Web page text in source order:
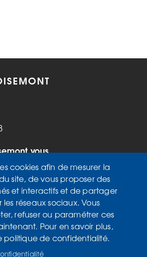
vous
9h à 12h et de
17h
cookies afin de mesurer la
site, de vous proposer des
et interactifs et de partager
réseaux sociaux. Vous
refuser ou paramétrer ces
Pour en savoir plus,
politique de confidentialité.